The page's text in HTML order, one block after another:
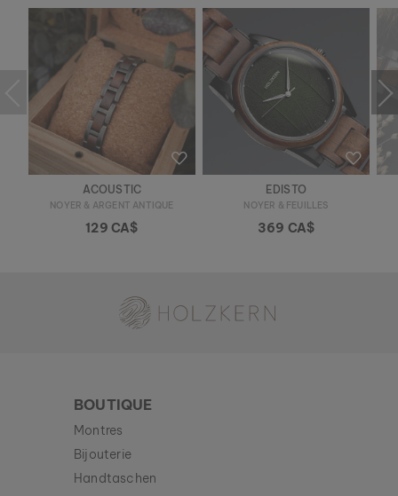
ACOUSTIC
NOYER & ARGENT ANTIQUE
129 CA$
EDISTO
NOYER & FEUILLES
369 CA$
BOUTIQUE
Montres
Bijouterie
Handtaschen